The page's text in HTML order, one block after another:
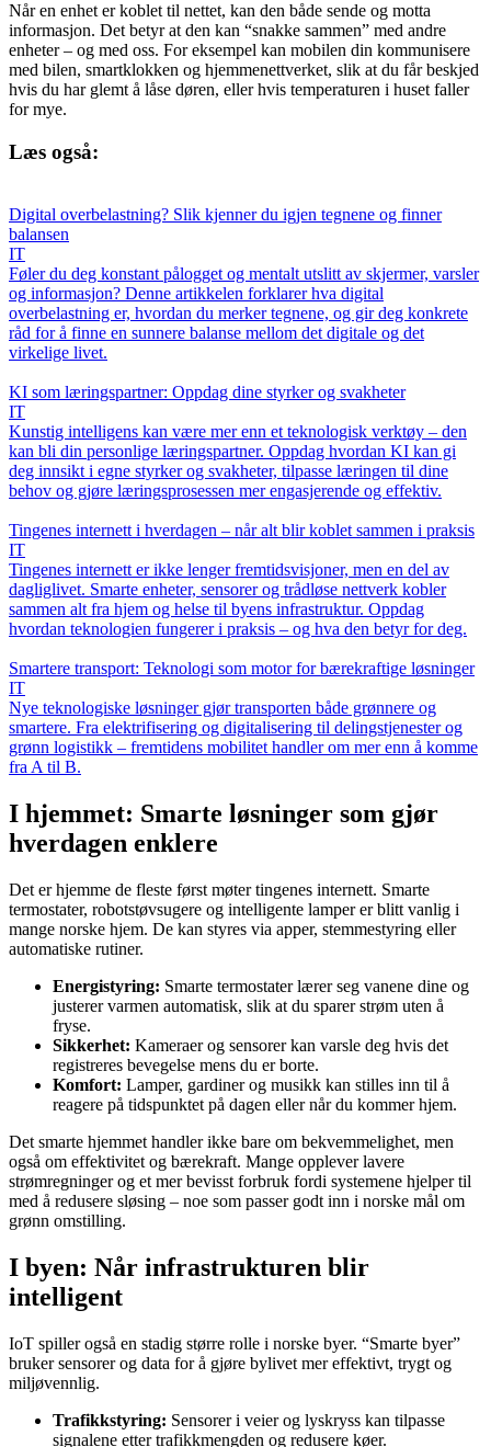
Når en enhet er koblet til nettet, kan den både sende og motta
informasjon. Det betyr at den kan “snakke sammen” med andre
enheter – og med oss. For eksempel kan mobilen din kommunisere
med bilen, smartklokken og hjemmenettverket, slik at du får beskjed
hvis du har glemt å låse døren, eller hvis temperaturen i huset faller
for mye.
Læs også:
Digital overbelastning? Slik kjenner du igjen tegnene og finner
balansen
IT
Føler du deg konstant pålogget og mentalt utslitt av skjermer, varsler
og informasjon? Denne artikkelen forklarer hva digital
overbelastning er, hvordan du merker tegnene, og gir deg konkrete
råd for å finne en sunnere balanse mellom det digitale og det
virkelige livet.
KI som læringspartner: Oppdag dine styrker og svakheter
IT
Kunstig intelligens kan være mer enn et teknologisk verktøy – den
kan bli din personlige læringspartner. Oppdag hvordan KI kan gi
deg innsikt i egne styrker og svakheter, tilpasse læringen til dine
behov og gjøre læringsprosessen mer engasjerende og effektiv.
Tingenes internett i hverdagen – når alt blir koblet sammen i praksis
IT
Tingenes internett er ikke lenger fremtidsvisjoner, men en del av
dagliglivet. Smarte enheter, sensorer og trådløse nettverk kobler
sammen alt fra hjem og helse til byens infrastruktur. Oppdag
hvordan teknologien fungerer i praksis – og hva den betyr for deg.
Smartere transport: Teknologi som motor for bærekraftige løsninger
IT
Nye teknologiske løsninger gjør transporten både grønnere og
smartere. Fra elektrifisering og digitalisering til delingstjenester og
grønn logistikk – fremtidens mobilitet handler om mer enn å komme
fra A til B.
I hjemmet: Smarte løsninger som gjør
hverdagen enklere
Det er hjemme de fleste først møter tingenes internett. Smarte
termostater, robotstøvsugere og intelligente lamper er blitt vanlig i
mange norske hjem. De kan styres via apper, stemmestyring eller
automatiske rutiner.
Energistyring: Smarte termostater lærer seg vanene dine og
justerer varmen automatisk, slik at du sparer strøm uten å
fryse.
Sikkerhet: Kameraer og sensorer kan varsle deg hvis det
registreres bevegelse mens du er borte.
Komfort: Lamper, gardiner og musikk kan stilles inn til å
reagere på tidspunktet på dagen eller når du kommer hjem.
Det smarte hjemmet handler ikke bare om bekvemmelighet, men
også om effektivitet og bærekraft. Mange opplever lavere
strømregninger og et mer bevisst forbruk fordi systemene hjelper til
med å redusere sløsing – noe som passer godt inn i norske mål om
grønn omstilling.
I byen: Når infrastrukturen blir
intelligent
IoT spiller også en stadig større rolle i norske byer. “Smarte byer”
bruker sensorer og data for å gjøre bylivet mer effektivt, trygt og
miljøvennlig.
Trafikkstyring: Sensorer i veier og lyskryss kan tilpasse
signalene etter trafikkmengden og redusere køer.